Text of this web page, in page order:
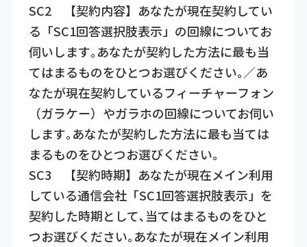
SC2 【契約内容】あなたが現在契約してい
る「SC1回答選択肢表示」の回線についてお
伺いします｡あなたが契約した方法に最も当
てはまるものをひとつお選びください｡／あ
なたが現在契約しているフィーチャーフォン
（ガラケー）やガラホの回線についてお伺い
します｡あなたが契約した方法に最も当ては
まるものをひとつお選びください｡
SC3 【契約時期】あなたが現在メイン利用
している通信会社「SC1回答選択肢表示」を
契約した時期として､当てはまるものをひと
つお選びください｡あなたが現在メイン利用